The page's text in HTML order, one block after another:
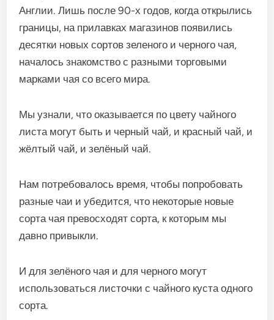
Англии. Лишь после 90-х годов, когда открылись
границы, на прилавках магазинов появились
десятки новых сортов зеленого и черного чая,
началось знакомство с разными торговыми
марками чая со всего мира.
Мы узнали, что оказывается по цвету чайного
листа могут быть и черный чай, и красный чай, и
жёлтый чай, и зелёный чай.
Нам потребовалось время, чтобы попробовать
разные чаи и убедится, что некоторые новые
сорта чая превосходят сорта, к которым мы
давно привыкли.
И для зелёного чая и для черного могут
использоваться листочки с чайного куста одного
сорта.